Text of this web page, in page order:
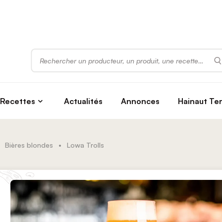
Rechercher
Recettes Actualités Annonces Hainaut
Bières blondes • Lowa Trolls